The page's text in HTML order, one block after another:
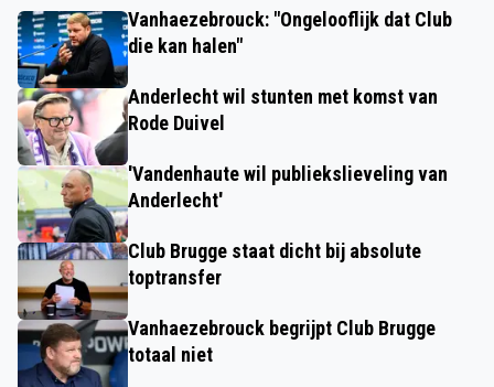
Vanhaezebrouck: "Ongelooflijk dat Club
die kan halen"
Anderlecht wil stunten met komst van
Rode Duivel
'Vandenhaute wil publiekslieveling van
Anderlecht'
Club Brugge staat dicht bij absolute
toptransfer
Vanhaezebrouck begrijpt Club Brugge
totaal niet